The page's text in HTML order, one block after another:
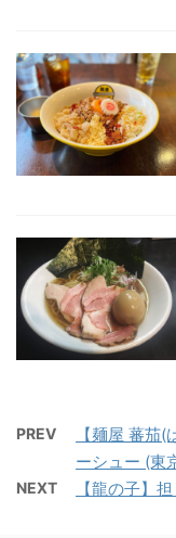
PREV
【麺屋 蕃茄
ーシュー (東
NEXT 【龍の子】